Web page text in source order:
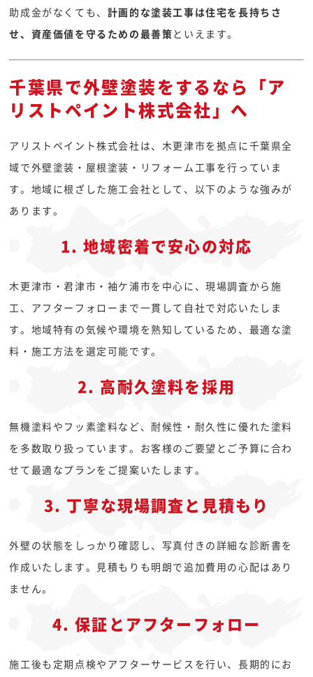
助成金がなくても、 計画的な塗装工事は住宅を長持ちさ
せ、資産価値を守るための最善策 といえます。
千葉県で外壁塗装をするなら「ア
リストペイント株式会社」へ
アリストペイント株式会社は、木更津市を拠点に千葉県全
域で外壁塗装・屋根塗装・リフォーム工事を行っていま
す。地域に根ざした施工会社として、以下のような強みが
あります。
1. 地域密着で安心の対応
木更津市・君津市・袖ケ浦市を中心に、現場調査から施
工、アフターフォローまで一貫して自社で対応いたしま
す。地域特有の気候や環境を熟知しているため、最適な塗
料・施工方法を選定可能です。
2. 高耐久塗料を採用
無機塗料やフッ素塗料など、耐候性・耐久性に優れた塗料
を多数取り扱っています。お客様のご要望とご予算に合わ
せて最適なプランをご提案いたします。
3. 丁寧な現場調査と見積もり
外壁の状態をしっかり確認し、写真付きの詳細な診断書を
作成いたします。見積もりも明朗で追加費用の心配はあり
ません。
4. 保証とアフターフォロー
施工後も定期点検やアフターサービスを行い、長期的にお